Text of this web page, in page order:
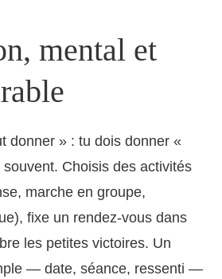
mental et
donner » : tu dois donner «
souvent. Choisis des activités
marche en groupe,
fixe un rendez-vous dans
les petites victoires. Un
— date, séance, ressenti —